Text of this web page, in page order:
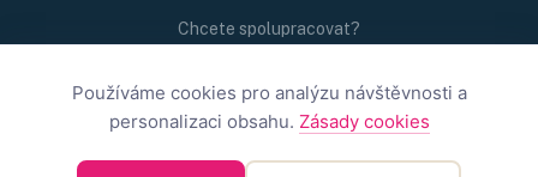
Chcete spolupracovat?
redakce@inspirativni.cz
Používáme cookies pro analýzu návštěvnosti a
personalizaci obsahu. Zásady cookies